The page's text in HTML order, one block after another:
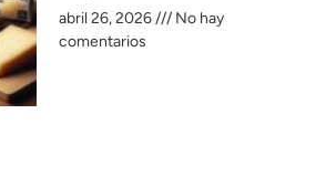
abril 26, 2026
No hay
comentarios